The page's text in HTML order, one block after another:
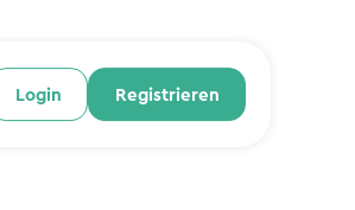
Login Registrieren